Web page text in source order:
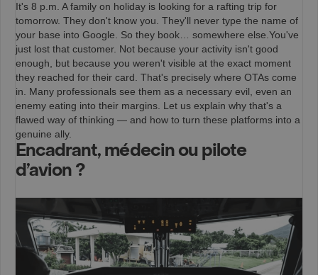
It's 8 p.m. A family on holiday is looking for a rafting trip for
tomorrow. They don't know you. They'll never type the name of
your base into Google. So they book… somewhere else.You've
just lost that customer. Not because your activity isn't good
enough, but because you weren't visible at the exact moment
they reached for their card. That's precisely where OTAs come
in. Many professionals see them as a necessary evil, even an
enemy eating into their margins. Let us explain why that's a
flawed way of thinking — and how to turn these platforms into a
genuine ally.
Encadrant, médecin ou pilote
d’avion ?